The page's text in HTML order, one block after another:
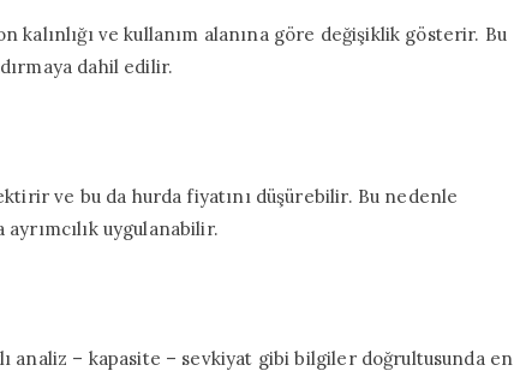
kalınlığı ve kullanım alanına göre değişiklik gösterir. Bu
dahil edilir.
ve bu da hurda fiyatını düşürebilir. Bu nedenle
uygulanabilir.
analiz – kapasite – sevkiyat gibi bilgiler doğrultusunda en